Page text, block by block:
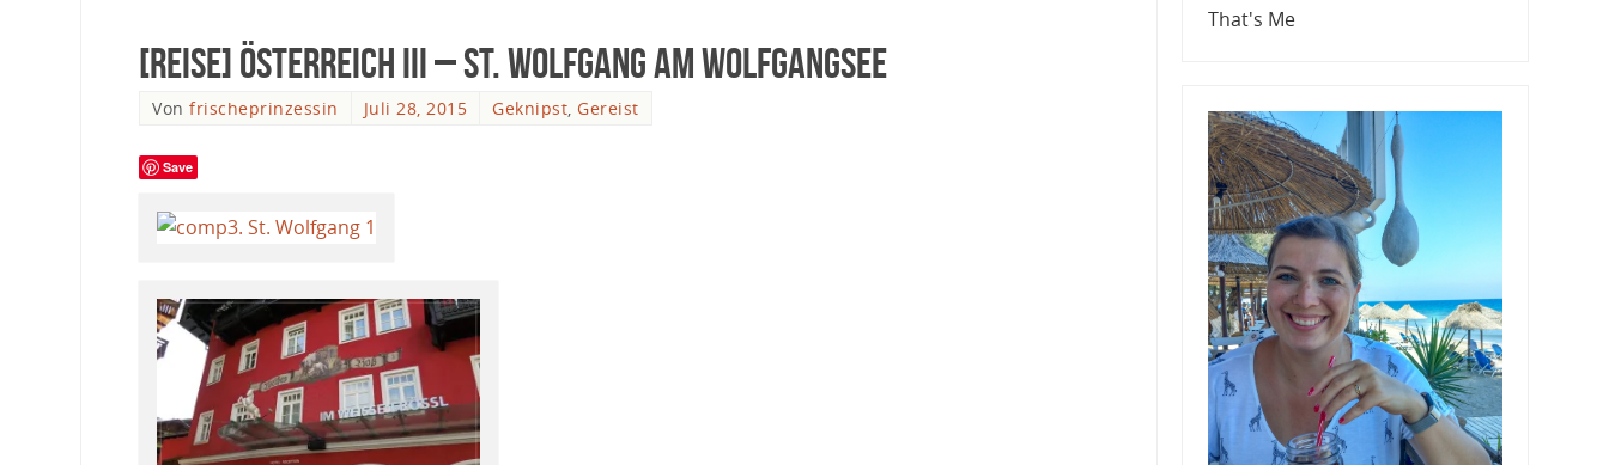
[Reise] Österreich III – St. Wolfgang am Wolfgangsee
Von frischeprinzessin Juli 28, 2015 Geknipst, Gereist
Save
That's Me